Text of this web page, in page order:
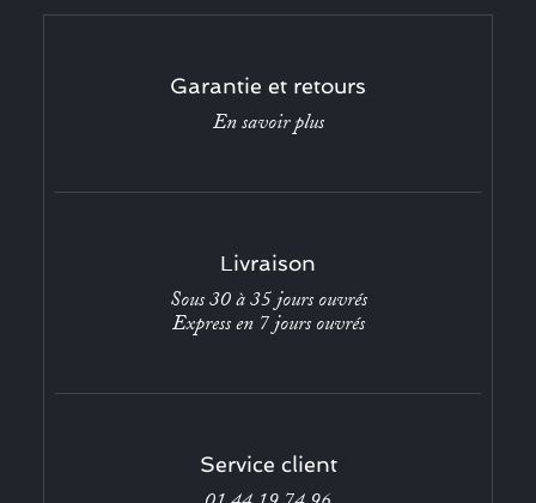
Garantie et retours
En savoir plus
Livraison
Sous 30 à 35 jours ouvrés
Express en 7 jours ouvrés
Service client